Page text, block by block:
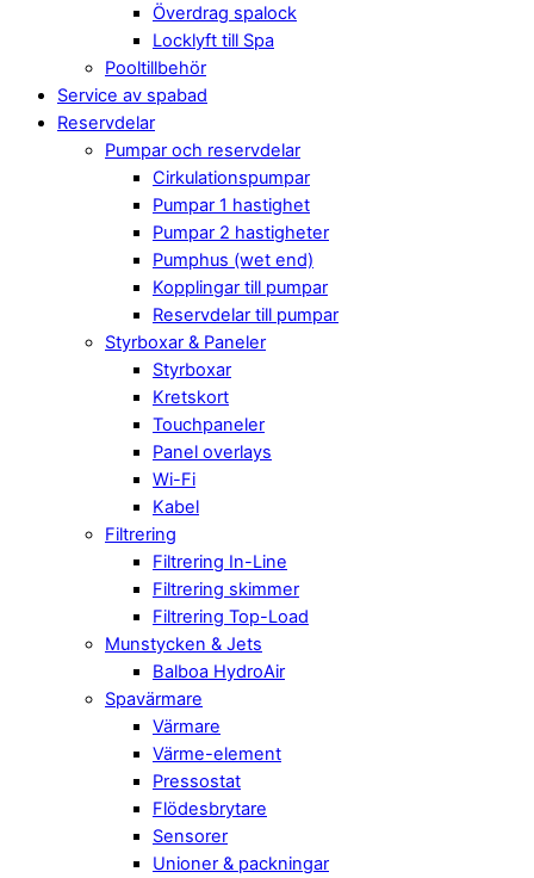
Överdrag spalock
Locklyft till Spa
Pooltillbehör
Service av spabad
Reservdelar
Pumpar och reservdelar
Cirkulationspumpar
Pumpar 1 hastighet
Pumpar 2 hastigheter
Pumphus (wet end)
Kopplingar till pumpar
Reservdelar till pumpar
Styrboxar & Paneler
Styrboxar
Kretskort
Touchpaneler
Panel overlays
Wi-Fi
Kabel
Filtrering
Filtrering In-Line
Filtrering skimmer
Filtrering Top-Load
Munstycken & Jets
Balboa HydroAir
Spavärmare
Värmare
Värme-element
Pressostat
Flödesbrytare
Sensorer
Unioner & packningar